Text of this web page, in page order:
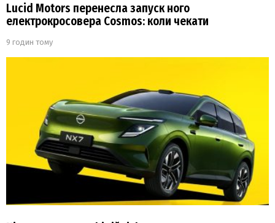
Lucid Motors перенесла запуск ного
електрокросовера Cosmos: коли чекати
9 годин тому